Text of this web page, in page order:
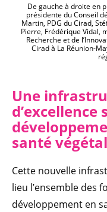
De gauche à droite en
présidente du Conseil
Martin, PDG du Cirad,
Pierre, Frédérique Vidal,
Recherche et de
Cirad à La Réunion-
Une
d’excellence
santé
Cette nouvelle
lieu l’ensemble des
développement en